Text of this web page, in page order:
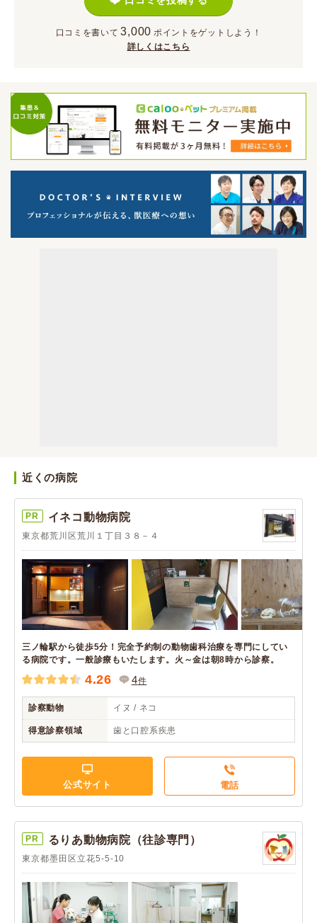
口コミを書いて 3,000 ポイント をゲットしよう！
詳しくはこちら
近くの病院
PR イネコ動物病院
東京都荒川区荒川１丁目３８－４
三ノ輪駅から徒歩5分！完全予約制の動物歯科治療を専門にしてい
る病院です。一般診療もいたします。火～金は朝8時から診察。
4.26 4件
診察動物 イヌ / ネコ
得意診察領域 歯と口腔系疾患
公式サイト 電話
PR るりあ動物病院（往診専門）
東京都墨田区立花5-5-10